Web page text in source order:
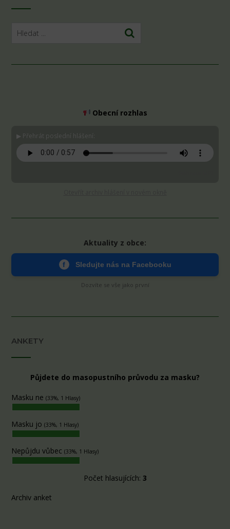
Obecní rozhlas
▶ Přehrát poslední hlášení:
Aktuality z obce:
f Sledujte nás na Facebooku
Dozvíte se vše jako první
ANKETY
Půjdete do masopustního průvodu za masku?
Masku ne (33%, 1 Hlasy)
Masku jo (33%, 1 Hlasy)
Nepůjdu vůbec (33%, 1 Hlasy)
Počet hlasujících: 3
Archiv anket